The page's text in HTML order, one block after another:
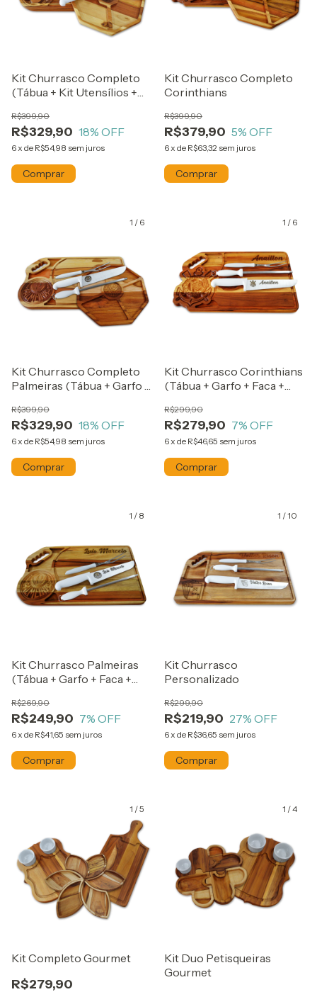
Kit Churrasco Completo
(Tábua + Kit Utensílios +
R$329,90
R$399,90
18% OFF
6x de R$54,98 sem juros
Kit Churrasco Completo
Corinthians
R$379,90
R$399,90
5% OFF
6x de R$63,32 sem juros
1 / 6
Kit Churrasco Completo
Palmeiras (Tábua + Garfo +
Petisqueira)
R$329,90
R$399,90
18% OFF
6x de R$54,98 sem juros
1 / 6
Kit Churrasco Corinthians
(Tábua + Garfo + Faca +
R$279,90
R$299,90
7% OFF
6x de R$46,65 sem juros
1 / 8
Kit Churrasco Palmeiras
(Tábua + Garfo + Faca +
R$249,90
R$269,90
7% OFF
6x de R$41,65 sem juros
1 /10
Kit Churrasco
Personalizado
R$219,90
R$299,90
27% OFF
6x de R$36,65 sem juros
1 /5
Kit Completo Gourmet
R$279,90
1 /4
Kit Duo Petisqueiras
Gourmet